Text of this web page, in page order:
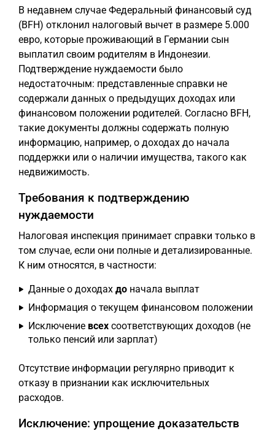
В недавнем случае Федеральный финансовый суд
(BFH) отклонил налоговый вычет в размере 5.000
евро, которые проживающий в Германии сын
выплатил своим родителям в Индонезии.
Подтверждение нуждаемости было
недостаточным: представленные справки не
содержали данных о предыдущих доходах или
финансовом положении родителей. Согласно BFH,
такие документы должны содержать полную
информацию, например, о доходах до начала
поддержки или о наличии имущества, такого как
недвижимость.
Требования к подтверждению
нуждаемости
Налоговая инспекция принимает справки только в
том случае, если они полные и детализированные.
К ним относятся, в частности:
Данные о доходах до начала выплат
Информация о текущем финансовом положении
Исключение всех соответствующих доходов (не
только пенсий или зарплат)
Отсутствие информации регулярно приводит к
отказу в признании как исключительных
расходов.
Исключение: упрощение доказательств